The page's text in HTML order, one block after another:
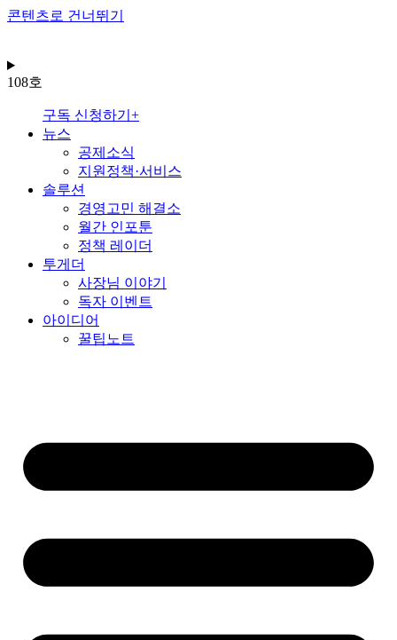
콘텐츠로 건너뛰기
108호
구독 신청하기+
뉴스
공제소식
지원정책·서비스
솔루션
경영고민 해결소
월간 인포툰
정책 레이더
투게더
사장님 이야기
독자 이벤트
아이디어
꿀팁노트